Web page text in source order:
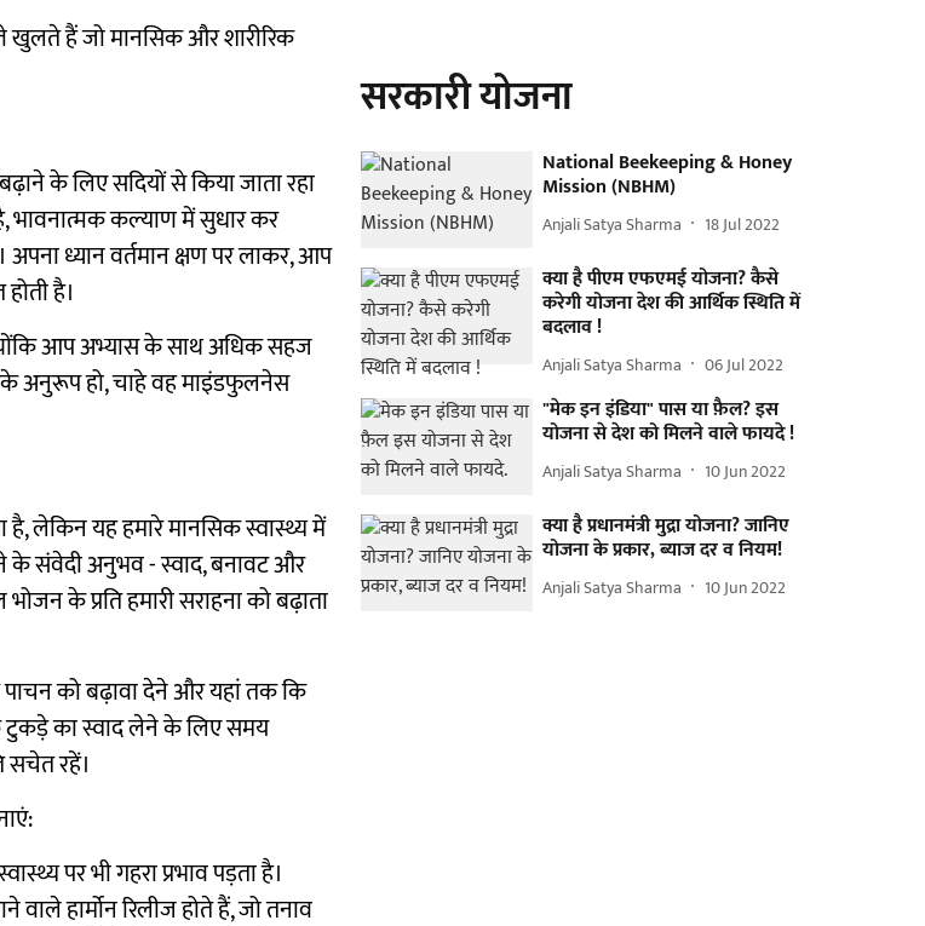
खुलते हैं जो मानसिक और शारीरिक
के लिए सदियों से किया जाता रहा
भावनात्मक कल्याण में सुधार कर
ध्यान वर्तमान क्षण पर लाकर, आप
है।
आप अभ्यास के साथ अधिक सहज
अनुरूप हो, चाहे वह माइंडफुलनेस
है, लेकिन यह हमारे मानसिक स्वास्थ्य में
के संवेदी अनुभव - स्वाद, बनावट और
के प्रति हमारी सराहना को बढ़ाता
को बढ़ावा देने और यहां तक कि
टुकड़े का स्वाद लेने के लिए समय
सचेत रहें।
पर भी गहरा प्रभाव पड़ता है।
वाले हार्मोन रिलीज होते हैं, जो तनाव
सरकारी योजना
National Beekeeping & Honey
Mission (NBHM)
Anjali Satya Sharma 18 Jul 2022
क्या है पीएम एफएमई योजना? कैसे
करेगी योजना देश की आर्थिक स्थिति में
बदलाव !
Anjali Satya Sharma 06 Jul 2022
"मेक इन इंडिया" पास या फ़ैल? इस
योजना से देश को मिलने वाले फायदे !
Anjali Satya Sharma 10 Jun 2022
क्या है प्रधानमंत्री मुद्रा योजना? जानिए
योजना के प्रकार, ब्याज दर व नियम!
Anjali Satya Sharma 10 Jun 2022